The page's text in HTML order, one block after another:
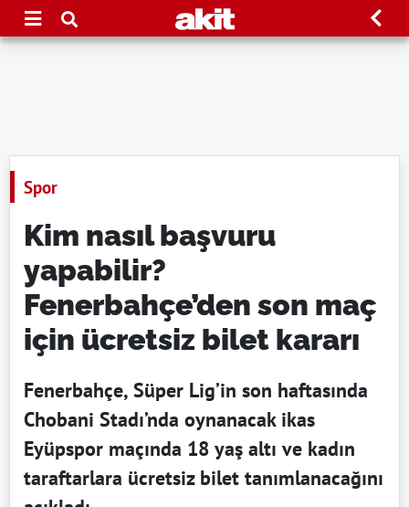
Spor
Kim nasıl başvuru
yapabilir?
Fenerbahçe’den son maç
için ücretsiz bilet kararı
Fenerbahçe, Süper Lig’in son haftasında
Chobani Stadı’nda oynanacak ikas
Eyüpspor maçında 18 yaş altı ve kadın
taraftarlara ücretsiz bilet tanımlanacağını